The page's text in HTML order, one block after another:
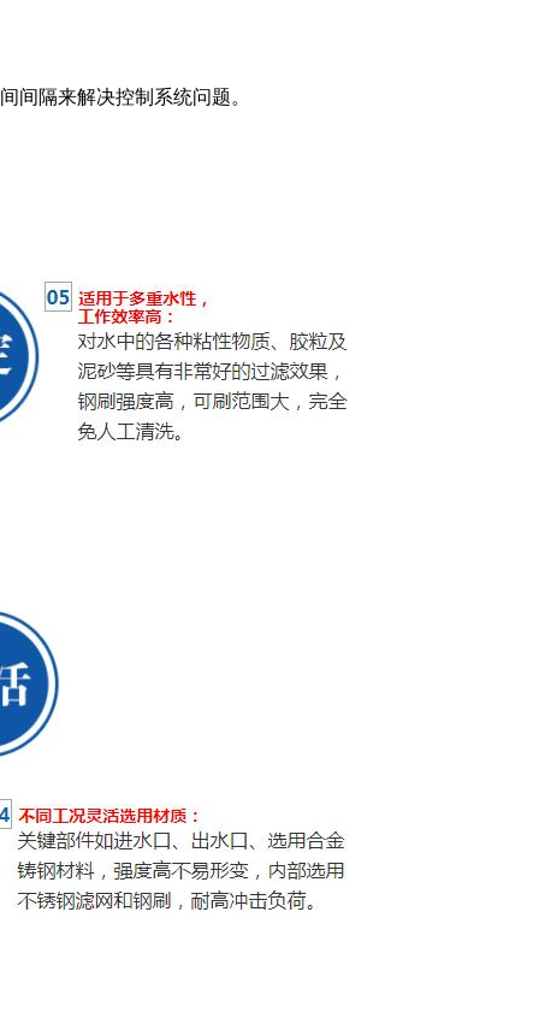
间隔来解决控制系统问题。